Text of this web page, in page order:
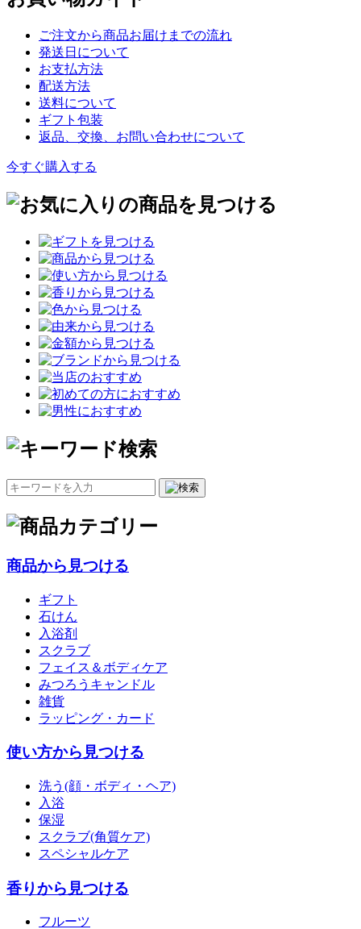
ご注文から商品お届けまでの流れ
発送日について
お支払方法
配送方法
送料について
ギフト包装
返品、交換、お問い合わせについて
今すぐ購入する
商品から見つける
ギフト
石けん
入浴剤
スクラブ
フェイス＆ボディケア
みつろうキャンドル
雑貨
ラッピング・カード
使い方から見つける
洗う(顔・ボディ・ヘア)
入浴
保湿
スクラブ(角質ケア)
スペシャルケア
香りから見つける
フルーツ